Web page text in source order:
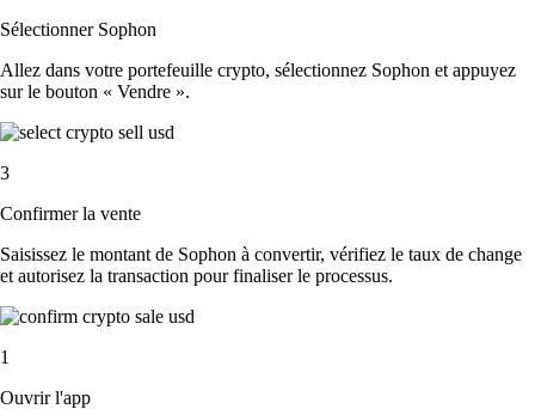
Sélectionner Sophon
Allez dans votre portefeuille crypto, sélectionnez Sophon et appuyez
sur le bouton « Vendre ».
3
Confirmer la vente
Saisissez le montant de Sophon à convertir, vérifiez le taux de change
et autorisez la transaction pour finaliser le processus.
1
Ouvrir l'app